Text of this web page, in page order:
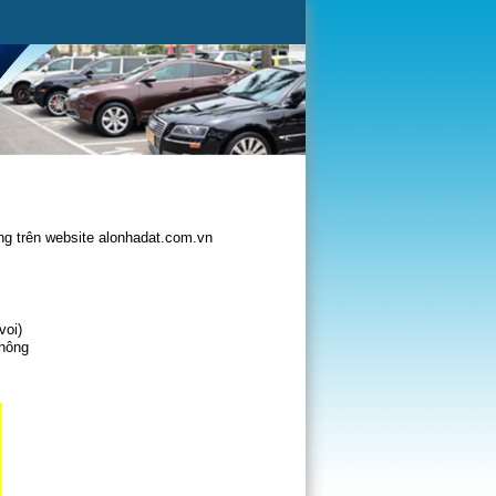
trên website alonhadat.com.vn